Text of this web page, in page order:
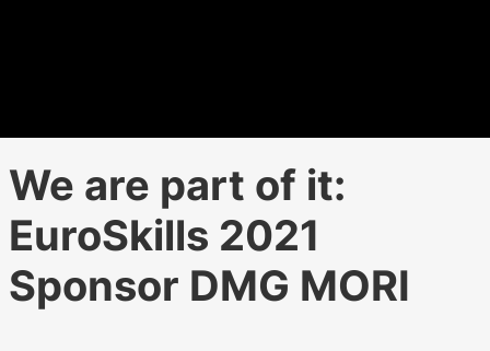
We are part of it:
EuroSkills 2021
Sponsor DMG MORI